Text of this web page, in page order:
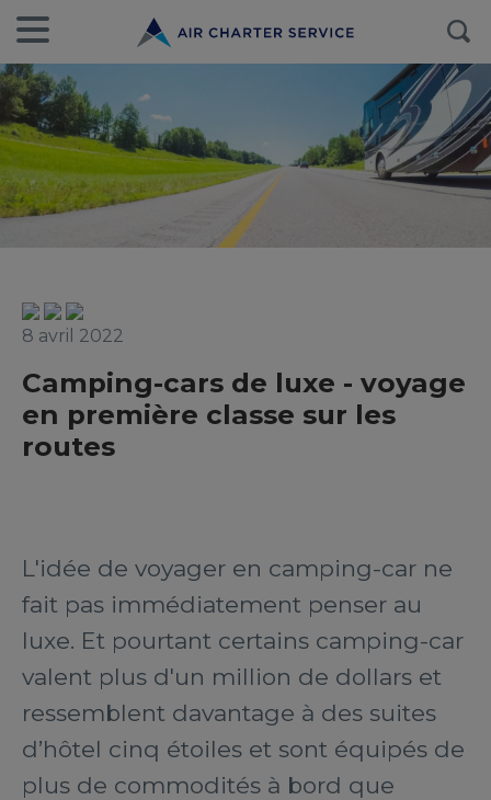
8 avril 2022
Camping-cars de luxe - voyage
en première classe sur les
routes
L'idée de voyager en camping-car ne
fait pas immédiatement penser au
luxe. Et pourtant certains camping-car
valent plus d'un million de dollars et
ressemblent davantage à des suites
d’hôtel cinq étoiles et sont équipés de
plus de commodités à bord que